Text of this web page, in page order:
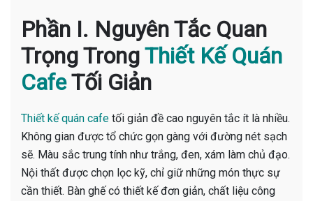
Phần I. Nguyên Tắc Quan
Trọng TrongThiết Kế Quán
CafeTối Giản
Thiết kế quán cafe tối giản đề cao nguyên tắc ít là nhiều.
Không gian được tổ chức gọn gàng với đường nét sạch
sẽ. Màu sắc trung tính như trắng, đen, xám làm chủ đạo.
Nội thất được chọn lọc kỹ, chỉ giữ những món thực sự
cần thiết. Bàn ghế có thiết kế đơn giản, chất liệu công